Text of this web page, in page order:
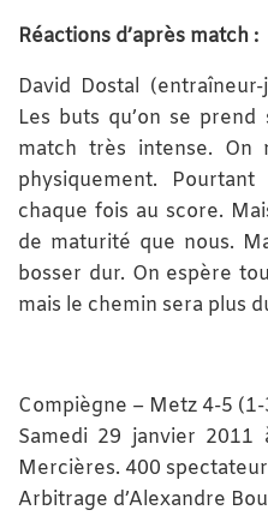
Réactions d’après match :
David Dostal
Les buts qu’on se
match très intense. On
physiquement.
chaque fois au score.
de maturité que nous.
bosser dur. On espère
mais le chemin sera plus
Compiègne – Metz 4-5
Samedi 29 janvier
Mercières. 400
Arbitrage d’Alexandre